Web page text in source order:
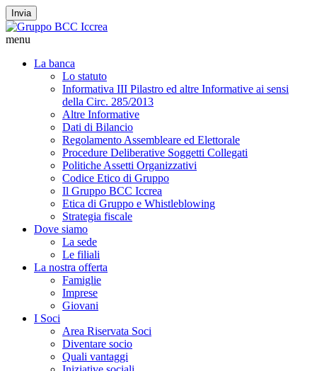
Invia
menu
La banca
Lo statuto
Informativa III Pilastro ed altre Informative ai sensi
della Circ. 285/2013
Altre Informative
Dati di Bilancio
Regolamento Assembleare ed Elettorale
Procedure Deliberative Soggetti Collegati
Politiche Assetti Organizzativi
Codice Etico di Gruppo
Il Gruppo BCC Iccrea
Etica di Gruppo e Whistleblowing
Strategia fiscale
Dove siamo
La sede
Le filiali
La nostra offerta
Famiglie
Imprese
Giovani
I Soci
Area Riservata Soci
Diventare socio
Quali vantaggi